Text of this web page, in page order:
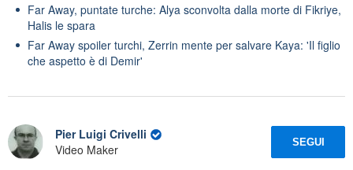
Far Away, puntate turche: Alya sconvolta dalla morte di Fikriye,
Halis le spara
Far Away spoiler turchi, Zerrin mente per salvare Kaya: 'Il figlio
che aspetto è di Demir'
Pier Luigi Crivelli
Video Maker
SEGUI